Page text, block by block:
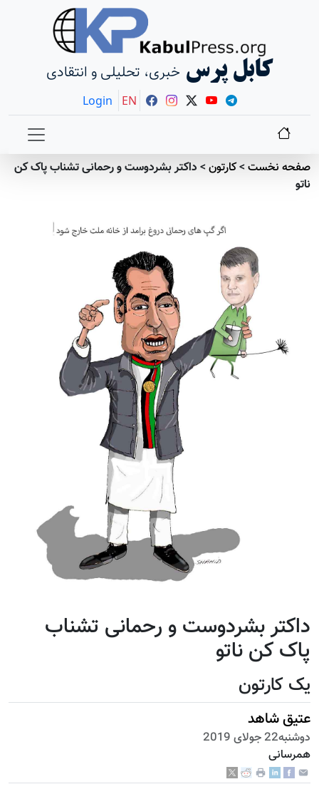
کابل پرس خبری، تحلیلی و انتقادی
Login EN
صفحه نخست>کارتون> داکتر بشردوست و رحمانی تشناب پاک کن
ناتو
داکتر بشردوست و رحمانی تشناب
پاک کن ناتو
یک کارتون
عتیق شاهد
دوشنبه22 جولای 2019
همرسانی